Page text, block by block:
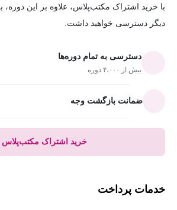
دیگر دسترسی خواهید داشت.
دسترسی به تمام دوره‌ها
بیش از ۴،۰۰۰ دوره
ضمانت بازگشت وجه
خرید اشتراک مکتب‌پلاس
خدمات پرداخت